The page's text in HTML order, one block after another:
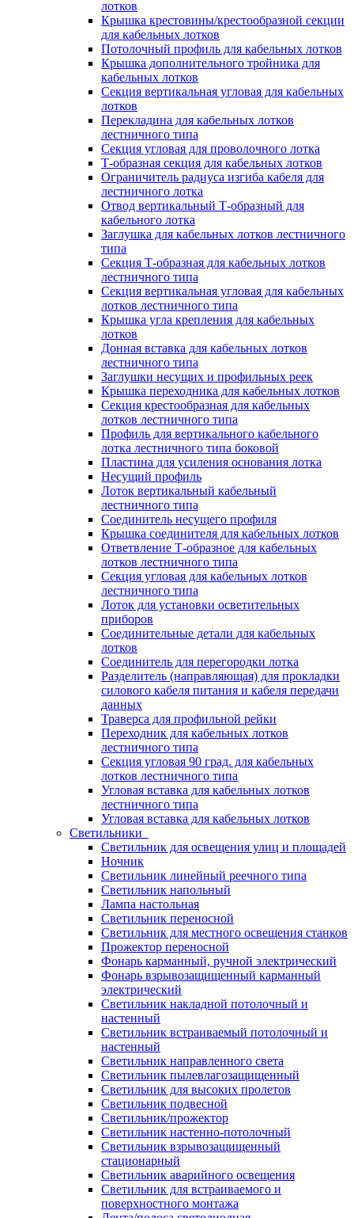
лотков
Крышка крестовины/крестообразной секции
для кабельных лотков
Потолочный профиль для кабельных лотков
Крышка дополнительного тройника для
кабельных лотков
Секция вертикальная угловая для кабельных
лотков
Перекладина для кабельных лотков
лестничного типа
Секция угловая для проволочного лотка
Т-образная секция для кабельных лотков
Ограничитель радиуса изгиба кабеля для
лестничного лотка
Отвод вертикальный Т-образный для
кабельного лотка
Заглушка для кабельных лотков лестничного
типа
Секция Т-образная для кабельных лотков
лестничного типа
Секция вертикальная угловая для кабельных
лотков лестничного типа
Крышка угла крепления для кабельных
лотков
Донная вставка для кабельных лотков
лестничного типа
Заглушки несущих и профильных реек
Крышка переходника для кабельных лотков
Секция крестообразная для кабельных
лотков лестничного типа
Профиль для вертикального кабельного
лотка лестничного типа боковой
Пластина для усиления основания лотка
Несущий профиль
Лоток вертикальный кабельный
лестничного типа
Соединитель несущего профиля
Крышка соединителя для кабельных лотков
Ответвление Т-образное для кабельных
лотков лестничного типа
Секция угловая для кабельных лотков
лестничного типа
Лоток для установки осветительных
приборов
Соединительные детали для кабельных
лотков
Соединитель для перегородки лотка
Разделитель (направляющая) для прокладки
силового кабеля питания и кабеля передачи
данных
Траверса для профильной рейки
Переходник для кабельных лотков
лестничного типа
Секция угловая 90 град. для кабельных
лотков лестничного типа
Угловая вставка для кабельных лотков
лестничного типа
Угловая вставка для кабельных лотков
Светильники
Светильник для освещения улиц и площадей
Ночник
Светильник линейный реечного типа
Светильник напольный
Лампа настольная
Светильник переносной
Светильник для местного освещения станков
Прожектор переносной
Фонарь карманный, ручной электрический
Фонарь взрывозащищенный карманный
электрический
Светильник накладной потолочный и
настенный
Светильник встраиваемый потолочный и
настенный
Светильник направленного света
Светильник пылевлагозащищенный
Светильник для высоких пролетов
Светильник подвесной
Светильник/прожектор
Светильник настенно-потолочный
Светильник взрывозащищенный
стационарный
Светильник аварийного освещения
Светильник для встраиваемого и
поверхностного монтажа